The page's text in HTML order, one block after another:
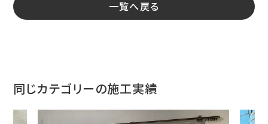
一覧へ戻る
同じカテゴリーの施工実績